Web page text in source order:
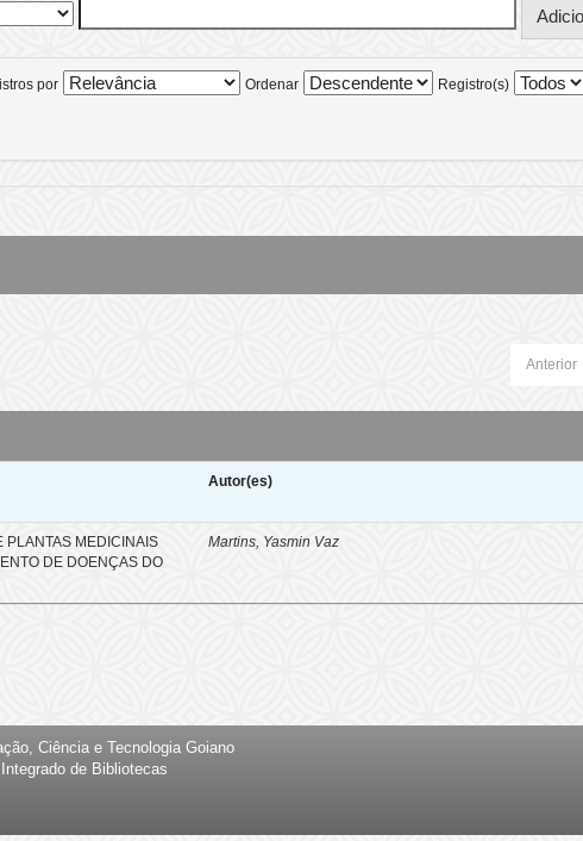
por Ordenar Registro(s)
Anterior
Autor(es)
PLANTAS MEDICINAIS
DE DOENÇAS DO
Martins, Yasmin Vaz
Ciência e Tecnologia Goiano
de Bibliotecas